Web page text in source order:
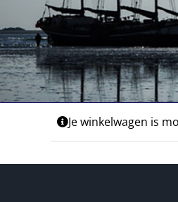
Je winkelwagen is